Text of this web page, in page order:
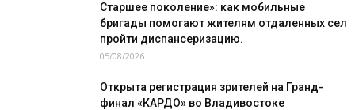
Старшее поколение»: как мобильные
бригады помогают жителям отдаленных сел
пройти диспансеризацию.
05/08/2026
Открыта регистрация зрителей на Гранд-
финал «КАРДО» во Владивостоке